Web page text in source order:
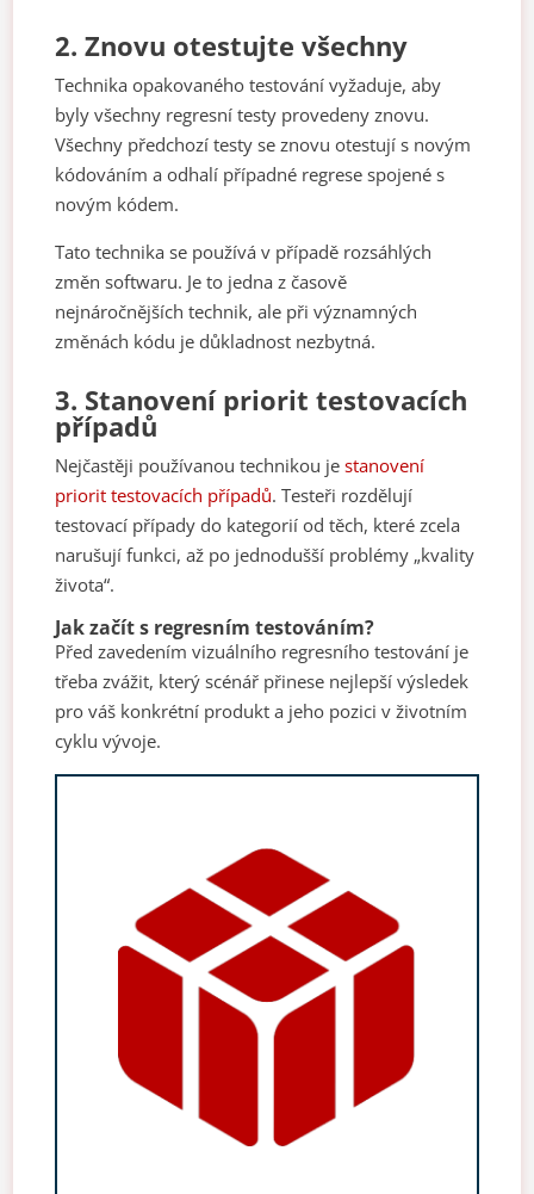
2.Znovu otestujte všechny
Technika opakovaného testování vyžaduje, aby
byly všechny regresní testy provedeny znovu.
Všechny předchozí testy se znovu otestují s novým
kódováním a odhalí případné regrese spojené s
novým kódem.
Tato technika se používá v případě rozsáhlých
změn softwaru. Je to jedna z časově
nejnáročnějších technik, ale při významných
změnách kódu je důkladnost nezbytná.
3. Stanovení priorit testovacích
případů
Nejčastěji používanou technikou jestanovení
priorit testovacích případů. Testeři rozdělují
testovací případy do kategorií od těch, které zcela
narušují funkci, až po jednodušší problémy „kvality
života“.
Jak začít s regresním testováním?
Před zavedením vizuálního regresního testování je
třeba zvážit, který scénář přinese nejlepší výsledek
pro váš konkrétní produkt a jeho pozici v životním
cyklu vývoje.